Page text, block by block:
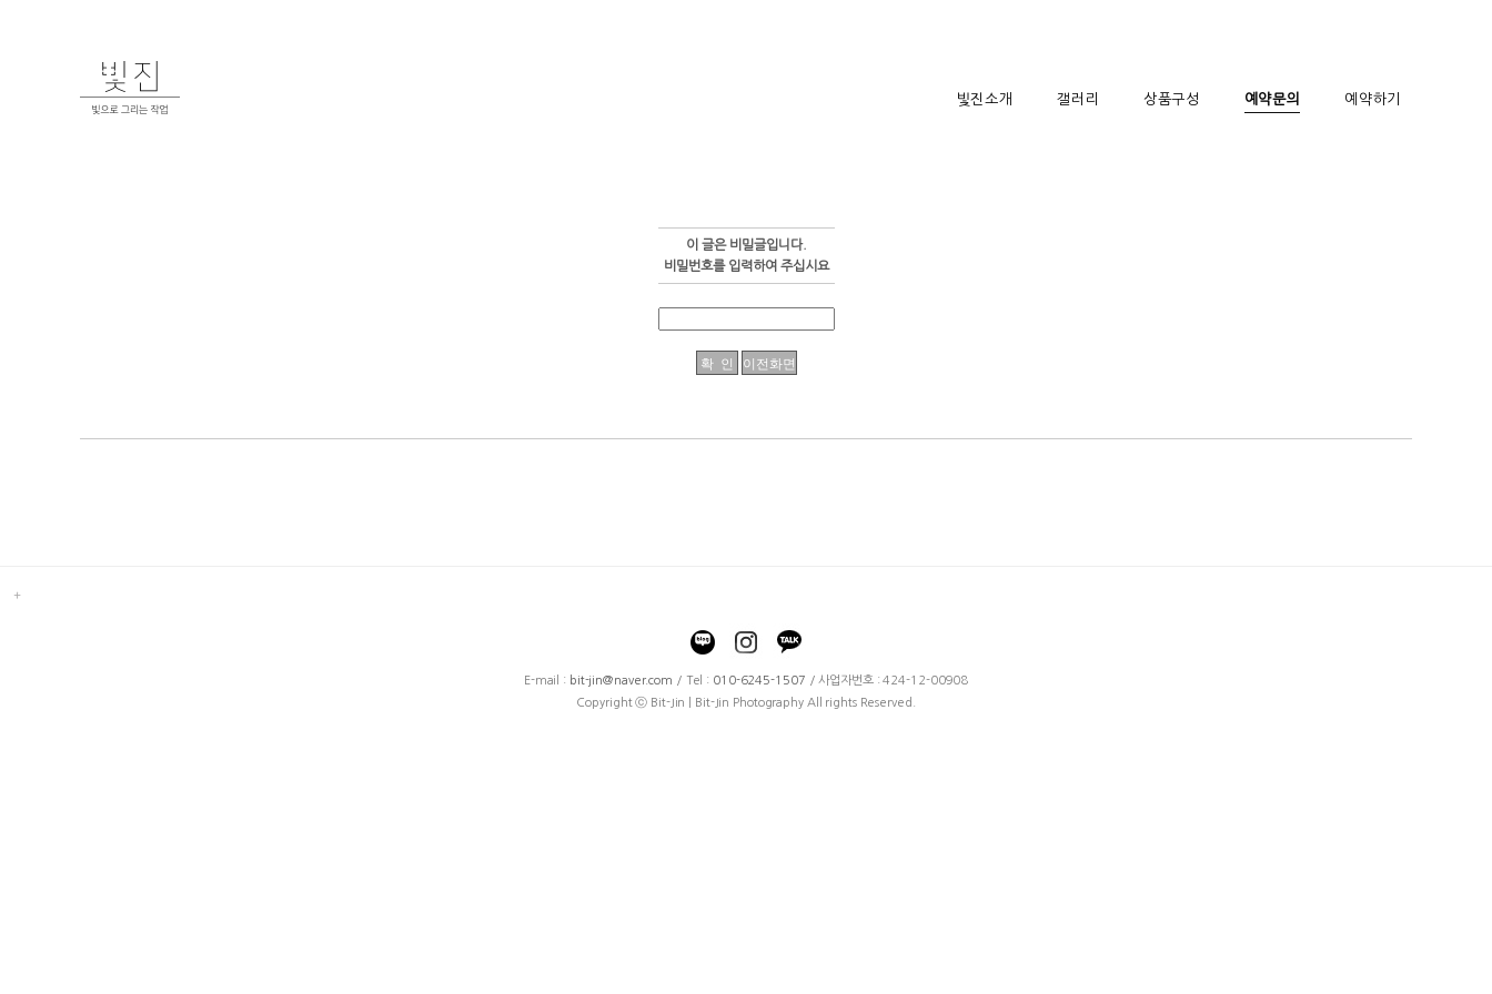
빛진소개 갤러리 상품구성 예약문의 예약하기
이 글은 비밀글입니다.
비밀번호를 입력하여 주십시요
E-mail : bit-jin@naver.com / Tel : 010-6245-1507 / 사업자번호 : 424-12-00908
Copyright ⓒ Bit-Jin | Bit-Jin Photography All rights Reserved.